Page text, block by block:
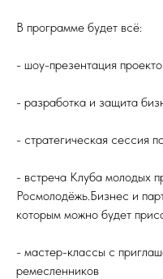
В программе будет всё:
- шоу-презентация
- разработка и защита
- стратегическая сессия
- встреча Клуба молодых
Росмолодёжь.Бизнес и
которым можно будет
- мастер-классы с
ремесленников